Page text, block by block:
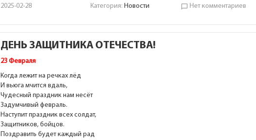
2025-02-28
Категория:Новости chat_bubble_outline Нет комментариев
ДЕНЬ ЗАЩИТНИКА ОТЕЧЕСТВА!
23 Февраля
Когда лежит на речках лёд
И вьюга мчится вдаль,
Чудесный праздник нам несёт
Задумчивый февраль.
Наступит праздник всех солдат,
Защитников, бойцов.
Поздравить будет каждый рад